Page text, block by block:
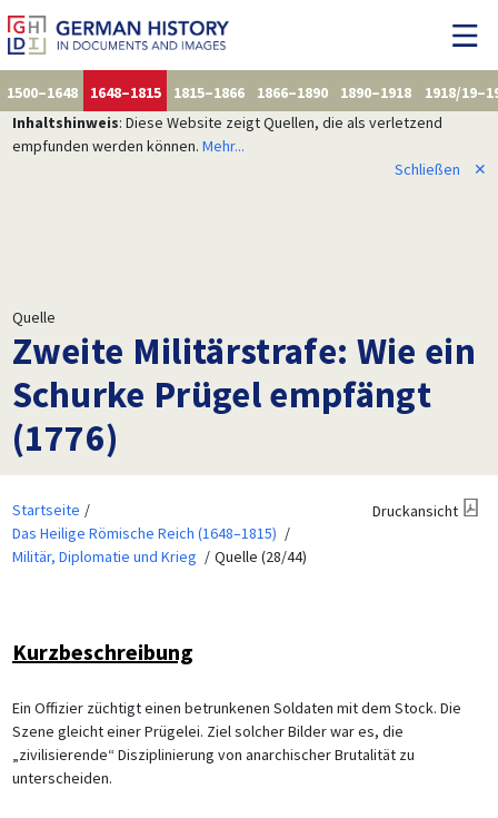
1500–1648 1648–1815 1815–1866 1866–1890 1890–1918
1918/
Inhaltshinweis: Diese Website zeigt Quellen, die als verletzend
empfunden werden können. Mehr...
Schließen
✕
Quelle
Zweite Militärstrafe: Wie ein
Schurke Prügel empfängt
(1776)
Startseite
Das Heilige Römische Reich (1648–1815)
Militär, Diplomatie und Krieg
Quelle (28/44)
Druckansicht
Kurzbeschreibung
Ein Offizier züchtigt einen betrunkenen Soldaten mit dem Stock. Die
Szene gleicht einer Prügelei. Ziel solcher Bilder war es, die
„zivilisierende“ Disziplinierung von anarchischer Brutalität zu
unterscheiden.